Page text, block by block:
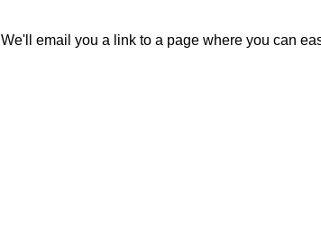
email you a link to a page where you can